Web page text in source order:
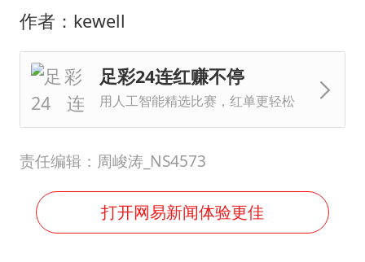
作者：kewell
足彩24连红赚不停
用人工智能精选比赛，红单更轻松
责任编辑：周峻涛_NS4573
打开网易新闻体验更佳